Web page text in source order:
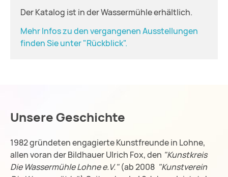
Der Katalog ist in der Wassermühle erhältlich.
Mehr Infos zu den vergangenen Ausstellungen
finden Sie unter "Rückblick".
Unsere Geschichte
1982 gründeten engagierte Kunstfreunde in Lohne,
allen voran der Bildhauer Ulrich Fox, den "Kunstkreis
Die Wassermühle Lohne e.V."(ab 2008 "Kunstverein